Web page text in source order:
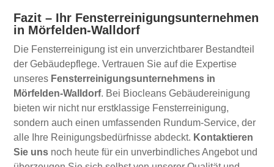
Fazit – Ihr Fensterreinigungsunternehmen
in Mörfelden-Walldorf
Die Fensterreinigung ist ein unverzichtbarer Bestandteil
der Gebäudepflege. Vertrauen Sie auf die Expertise
unseres Fensterreinigungsunternehmens in
Mörfelden-Walldorf. Bei Biocleans Gebäudereinigung
bieten wir nicht nur erstklassige Fensterreinigung,
sondern auch einen umfassenden Rundum-Service, der
alle Ihre Reinigungsbedürfnisse abdeckt. Kontaktieren
Sie uns noch heute für ein unverbindliches Angebot und